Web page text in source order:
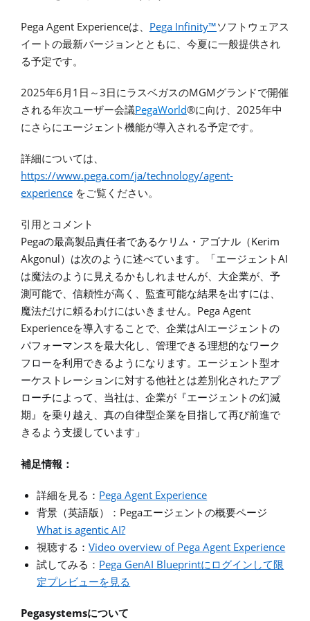
Pega Agent Experienceは、 Pega Infinity™ソフトウェアス
イートの最新バージョンとともに、今夏に一般提供され
る予定です。
2025年6 月 1 日～3 日にラスベガスのMGMグランドで開催
される年次ユーザー会議PegaWorld®に向け、 2025年中
にさらにエージェント機能が導入される予定です。
詳細については、
https://www.pega.com/ja/technology/agent-
experience をご覧ください。
引用とコメント
Pegaの最高製品責任者であるケリム・アゴナル（Kerim
Akgonul）は次のように述べています。「エージェントAI
は魔法のように見えるかもしれませんが、大企業が、予
測可能で、信頼性が高く、監査可能な結果を出すには、
魔法だけに頼るわけにはいきません。 Pega Agent
Experienceを導入することで、企業はAIエージェントの
パフォーマンスを最大化し、管理できる理想的なワーク
フローを利用できるようになります。エージェント型オ
ーケストレーションに対する他社とは差別化されたアプ
ローチによって、当社は、企業が『エージェントの幻滅
期』を乗り越え、真の自律型企業を目指して再び前進で
きるよう支援しています」
補足情報：
詳細を見る： Pega Agent Experience
背景（英語版） ： Pegaエージェントの概要ページ
What is agentic AI?
視聴する：Video overview of Pega Agent Experience
試してみる： Pega GenAI Blueprintにログインして限
定プレビューを見る
Pegasystemsについて